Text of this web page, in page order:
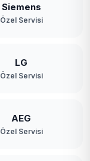
Siemens
Özel Servisi
LG
Özel Servisi
AEG
Özel Servisi